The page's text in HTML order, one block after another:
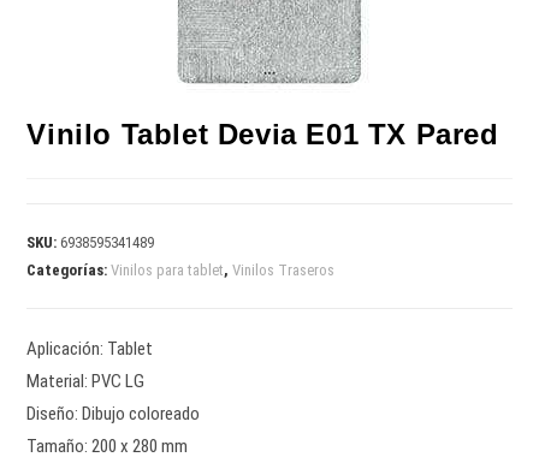
Vinilo Tablet Devia E01 TX Pared
SKU:6938595341489
Categorías:Vinilos para tablet,Vinilos Traseros
Aplicación: Tablet
Material: PVC LG
Diseño: Dibujo coloreado
Tamaño: 200 x 280 mm